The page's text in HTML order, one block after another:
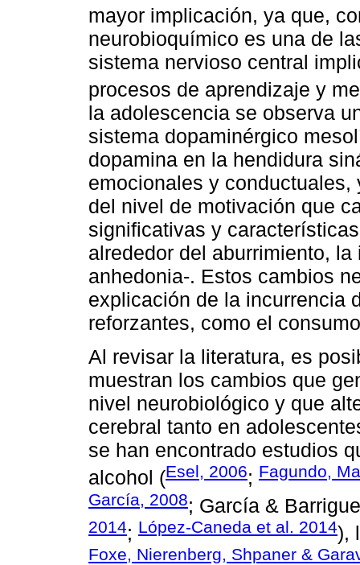
mayor implicación, ya que,
neurobioquímico es una de
sistema nervioso central
procesos de aprendizaje y
la adolescencia se observa
sistema dopaminérgico
dopamina en la hendidura
emocionales y
del nivel de motivación que
significativas y
alrededor del aburrimiento,
anhedonia-. Estos cambios
explicación de la incurrencia
reforzantes, como el
Al revisar la literatura, es
muestran los cambios que
nivel neurobiológico y que
cerebral tanto en
se han encontrado estudios
alcohol (Esel, 2006; Fagundo,
García, 2008; García &
2014; López-Caneda et al. 2014),
Foxe, Nierenberg, Shpaner &